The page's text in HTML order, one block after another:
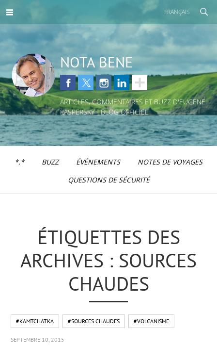
FRANÇAIS
NOTA BENE
ARTICLES, COMMENTAIRES ET BUZZ D'EUGENE
KASPERSKY - BLOG OFFICIEL
*.* BUZZ ÉVÉNEMENTS
NOTES DE VOYAGES
QUESTIONS DE SÉCURITÉ
ÉTIQUETTES DES
ARCHIVES : SOURCES
CHAUDES
#KAMTCHATKA #SOURCES CHAUDES #VOLCANISME
SEPTEMBRE 10, 2015